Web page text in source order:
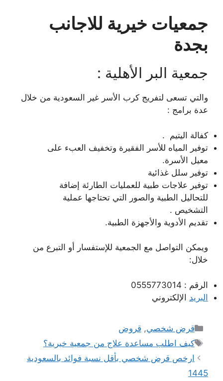
جمعيات خيرية للاجانب
بجدة
جمعية البر الأهلية :
والتي تسعى لتفريج كرب الأسر غير السعودية من خلال
عدة برامج :
كفالة اليتيم .
توفير المياه للأسر الفقيرة وتخفيف العبء على
معيل الأسرة.
توفير سلل غذائية
توفير علاجات طبية للعمليات الطارئة إضافة
للتحاليل الطبية والصور التي تحتاجها عملية
التشخيص .
تقديم الأدوية والأجهزة الطبية.
ويمكن التواصل مع الجمعية للإستفسار أو التبرع من
خلال:
الرقم : 0555773014
البريد الإلكتروني
التصنيفات
قرض شخصي, قروض
الوسوم
كيف اطلب مساعدة علاج من جمعية خيرية؟
ارخص قرض شخصي بأقل نسبة فوائد بالسعودية
1445